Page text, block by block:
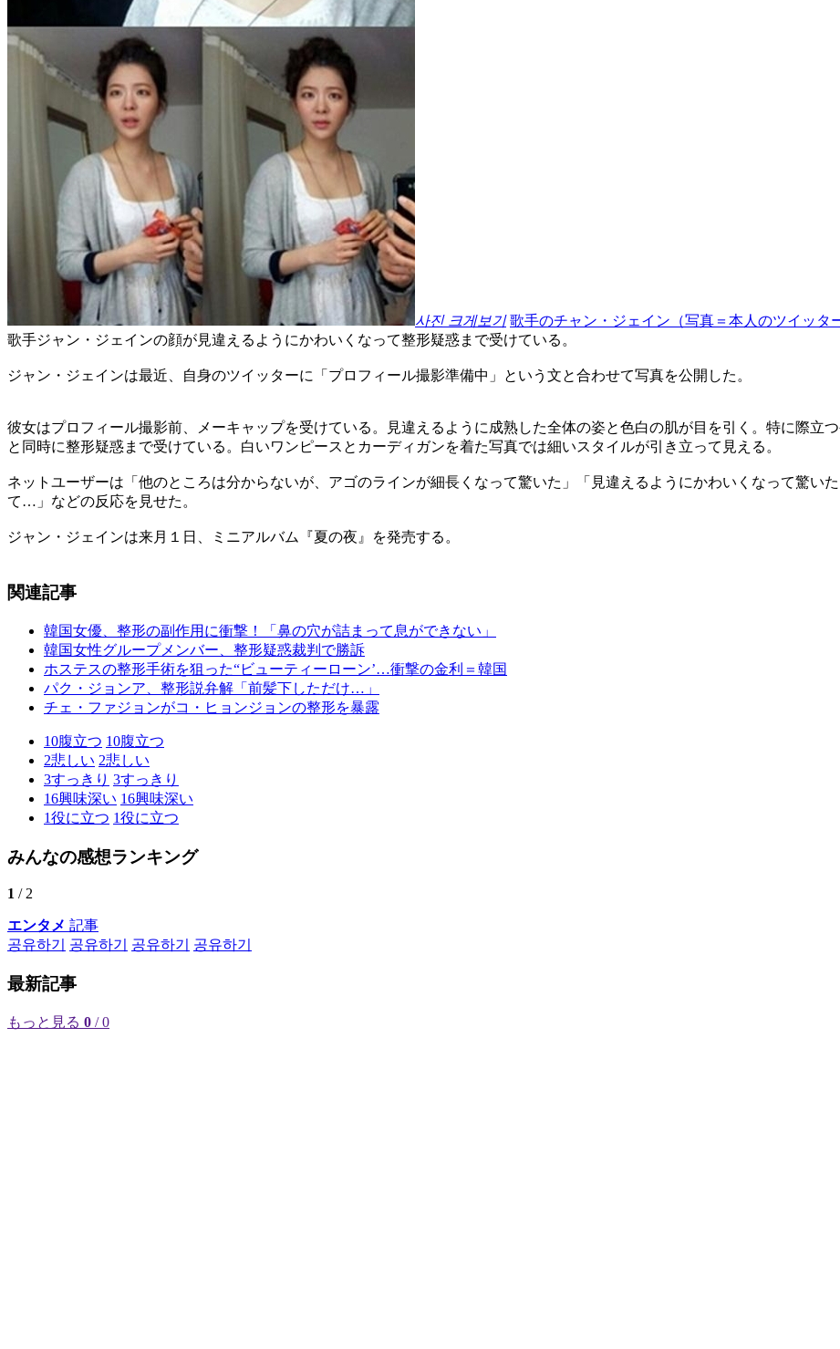
사진 크게보기 歌手のチャン・ジェイン（写真＝本人のツイッタ
歌手ジャン・ジェインの顔が見違えるようにかわいくなって整形疑惑まで受けている。
ジャン・ジェインは最近、自身のツイッターに「プロフィール撮影準備中」という文と合わせて写真を公開した。
彼女はプロフィール撮影前、メーキャップを受けている。見違えるように成熟した全体の姿と色白の肌が目を引く。特に際立
と同時に整形疑惑まで受けている。白いワンピースとカーディガンを着た写真では細いスタイルが引き立って見える。
ネットユーザーは「他のところは分からないが、アゴのラインが細長くなって驚いた」「見違えるようにかわいくなって驚い
て…」などの反応を見せた。
ジャン・ジェインは来月１日、ミニアルバム『夏の夜』を発売する。
関連記事
韓国女優、整形の副作用に衝撃！「鼻の穴が詰まって息ができない」
韓国女性グループメンバー、整形疑惑裁判で勝訴
ホステスの整形手術を狙った“ビューティーローン’…衝撃の金利＝韓国
パク・ジョンア、整形説弁解「前髪下しただけ…」
チェ・ファジョンがコ・ヒョンジョンの整形を暴露
10腹立つ 10腹立つ
2悲しい 2悲しい
3すっきり 3すっきり
16興味深い 16興味深い
1役に立つ 1役に立つ
みんなの感想ランキング
1 / 2
エンタメ 記事
공유하기
공유하기 공유하기 공유하기
最新記事
もっと見る 0 / 0